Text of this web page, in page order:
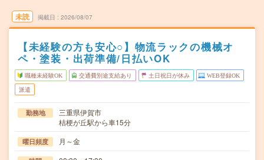
未読 掲載日 2026/08/07
【未経験の方も安心○】物流ラックの機械オ
ペ・塗装・出荷準備/日払いOK
職種未経験OK 交通費別途支給あり 土日祝日が休み WEB登録OK
派遣
勤務地
三重県伊賀市
桔梗が丘駅から車15分
曜日頻度 月～金